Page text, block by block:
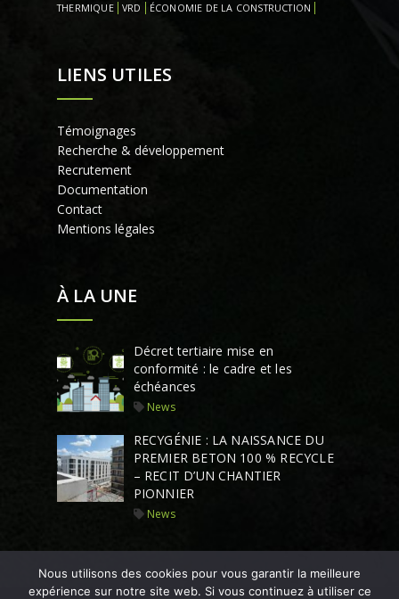
THERMIQUE
VRD ÉCONOMIE DE LA CONSTRUCTION
LIENS UTILES
Témoignages
Recherche & développement
Recrutement
Documentation
Contact
Mentions légales
À LA UNE
Décret tertiaire mise en
conformité : le cadre et les
échéances
News
RECYGÉNIE : LA NAISSANCE DU
PREMIER BETON 100 % RECYCLE
– RECIT D’UN CHANTIER
PIONNIER
News
Nous utilisons des cookies pour vous garantir la meilleure
expérience sur notre site web. Si vous continuez à utiliser ce